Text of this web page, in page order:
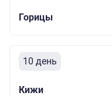
Горицы
10 день
Кижи